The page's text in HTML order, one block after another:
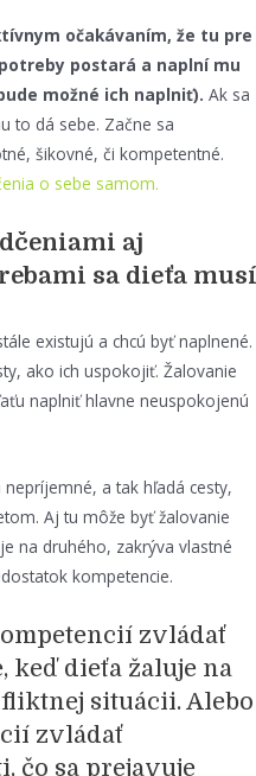
očakávaním, že tu pre
postará a naplní mu
možné ich naplniť). Ak sa
to dá sebe. Začne sa
šikovné, či kompetentné.
o sebe samom.
aj
sa dieťa musí
existujú a chcú byť naplnené.
ako ich uspokojiť. Žalovanie
naplniť hlavne neuspokojenú
a tak hľadá cesty,
Aj tu môže byť žalovanie
na druhého, zakrýva vlastné
kompetencie.
zvládať
keď dieťa žaluje na
situácii. Alebo
zvládať
čo sa prejavuje